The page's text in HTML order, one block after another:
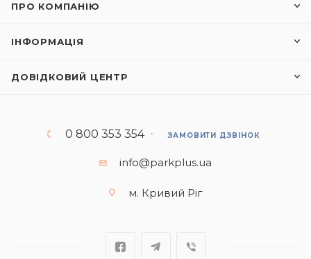
ПРО КОМПАНІЮ
ІНФОРМАЦІЯ
ДОВІДКОВИЙ ЦЕНТР
0 800 353 354 ЗАМОВИТИ ДЗВІНОК
info@parkplus.ua
м. Кривий Ріг